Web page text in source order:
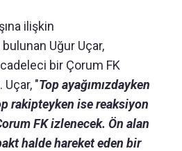
ilişkin
Uğur Uçar,
bir Çorum FK
"Top ayağımızdayken
rakipteyken ise reaksiyon
FK izlenecek. Ön alan
halde hareket eden bir